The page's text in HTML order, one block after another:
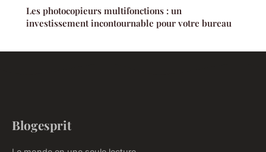
Les photocopieurs multifonctions : un
investissement incontournable pour votre bureau
Blogesprit